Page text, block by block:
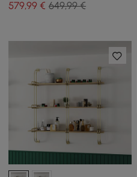
579,99 € 649,99 €